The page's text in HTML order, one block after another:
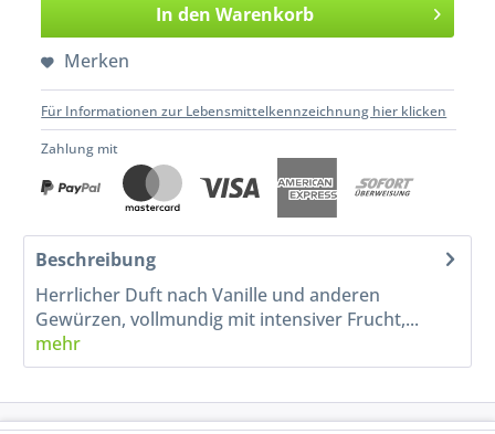
In den Warenkorb
Merken
Für Informationen zur Lebensmittelkennzeichnung hier klicken
Zahlung mit
Beschreibung
Herrlicher Duft nach Vanille und anderen
Gewürzen, vollmundig mit intensiver Frucht,...
mehr